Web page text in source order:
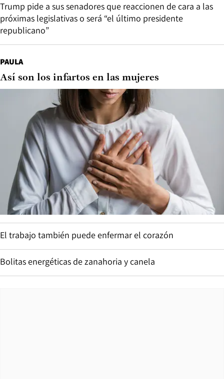
Trump pide a sus senadores que reaccionen de cara a las
próximas legislativas o será “el último presidente
republicano”
PAULA
Así son los infartos en las mujeres
El trabajo también puede enfermar el corazón
Bolitas energéticas de zanahoria y canela